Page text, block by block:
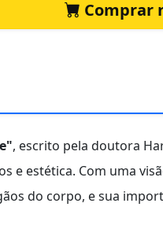
Comprar
, escrito pela doutora
e estética. Com uma
do corpo, e sua